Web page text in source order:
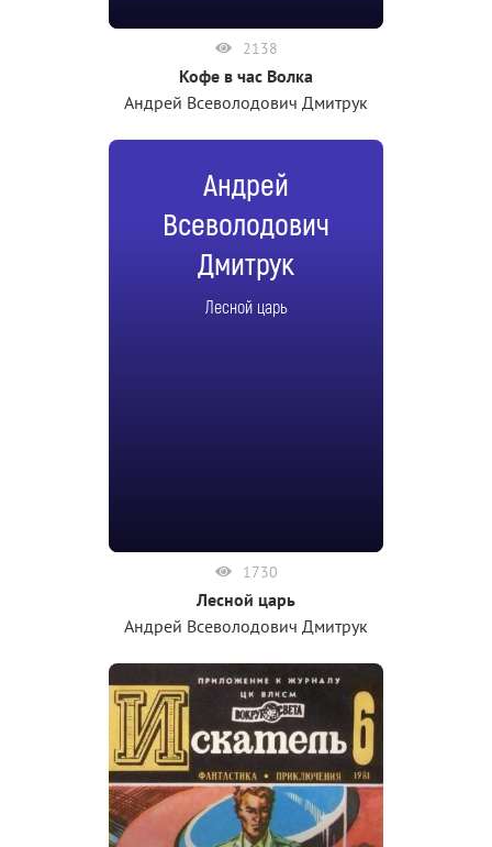
2138
Кофе в час Волка
Андрей Всеволодович Дмитрук
Андрей
Всеволодович
Дмитрук
Лесной царь
1730
Лесной царь
Андрей Всеволодович Дмитрук